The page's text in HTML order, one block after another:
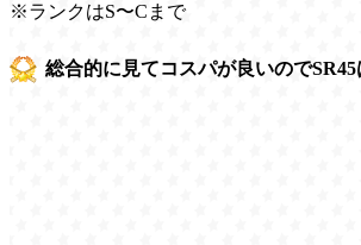
※ランクはS〜Cまで
総合的に見てコスパが良いので